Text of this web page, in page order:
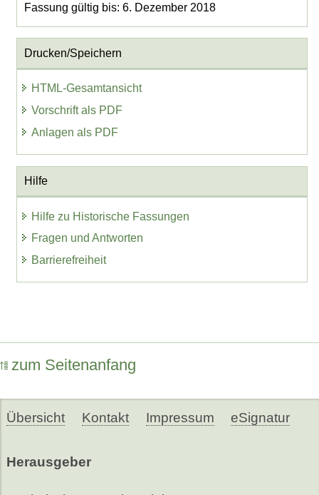
Fassung gültig bis: 6. Dezember 2018
Drucken/Speichern
HTML-Gesamtansicht
Vorschrift als PDF
Anlagen als PDF
Hilfe
Hilfe zu Historische Fassungen
Fragen und Antworten
Barrierefreiheit
zum Seitenanfang
Übersicht Kontakt Impressum eSignatur
Herausgeber